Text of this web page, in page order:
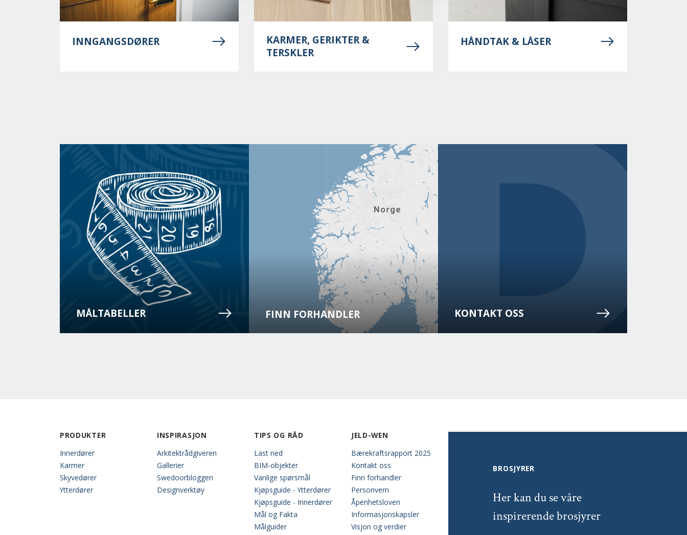
INNGANGSDØRER
KARMER, GERIKTER &
TERSKLER
HÅNDTAK & LÅSER
MÅLTABELLER FINN FORHANDLER KONTAKT OSS
PRODUKTER
Innerdører
Karmer
Skyvedører
Ytterdører
INSPIRASJON
Arkitektrådgiveren
Gallerier
Swedoorbloggen
Designverktøy
TIPS OG RÅD
Last ned
BIM-objekter
Vanlige spørsmål
Kjøpsguide - Ytterdører
Kjøpsguide - Innerdører
Mål og Fakta
Målguider
JELD-WEN
Bærekraftsrapport 2025
Kontakt oss
Finn forhandler
Personvern
Åpenhetsloven
Informasjonskapsler
Visjon og verdier
BROSJYRER
Her kan du se våre
inspirerende brosjyrer